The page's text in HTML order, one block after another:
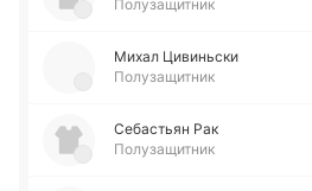
Полузащитник
Михал Ци­ви­ньски
Полузащитник
Се­ба­стьян Рак
Полузащитник